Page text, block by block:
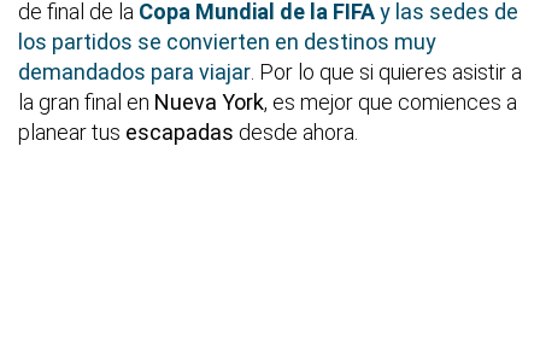
de final de la Copa Mundial de la FIFAy las sedes de
los partidos se convierten en destinos muy
demandados para viajar . Por lo que si quieres asistir a
la gran final en Nueva York, es mejor que comiences a
planear tus escapadas desde ahora.